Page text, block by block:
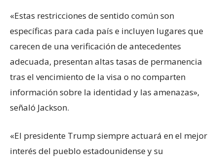
«Estas restricciones de sentido común son
específicas para cada país e incluyen lugares que
carecen de una verificación de antecedentes
adecuada, presentan altas tasas de permanencia
tras el vencimiento de la visa o no comparten
información sobre la identidad y las amenazas»,
señaló Jackson.
«El presidente Trump siempre actuará en el mejor
interés del pueblo estadounidense y su